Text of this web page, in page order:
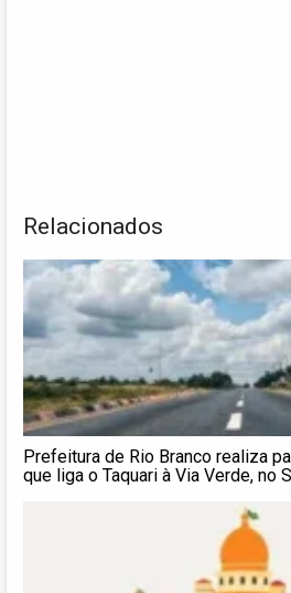
Relacionados
Prefeitura de Rio Branco realiza
que liga o Taquari à Via Verde, no